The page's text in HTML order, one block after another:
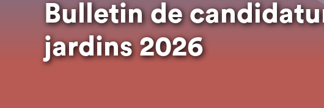
Bulletin de
jardins 2026